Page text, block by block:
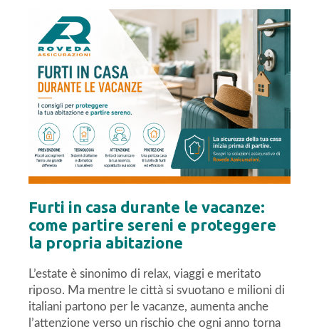
Furti in casa durante le vacanze:
come partire sereni e proteggere
la propria abitazione
L’estate è sinonimo di relax, viaggi e meritato
riposo. Ma mentre le città si svuotano e milioni di
italiani partono per le vacanze, aumenta anche
l’attenzione verso un rischio che ogni anno torna